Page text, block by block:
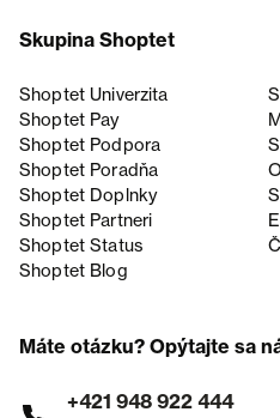
Skupina Shoptet
Shoptet Univerzita
Shoptet Pay
Shoptet Podpora
Shoptet Poradňa
Shoptet Doplnky
Shoptet Partneri
Shoptet Status
Shoptet Blog
Máte otázku? Opýtajte sa
+421 948 922 444